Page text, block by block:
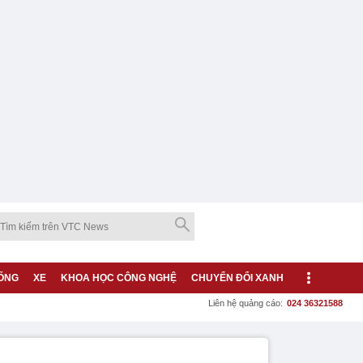
XE KHOA HỌC CÔNG NGHỆ CHUYỂN ĐỔI XANH
Liên hệ quảng cáo: 024 36321588